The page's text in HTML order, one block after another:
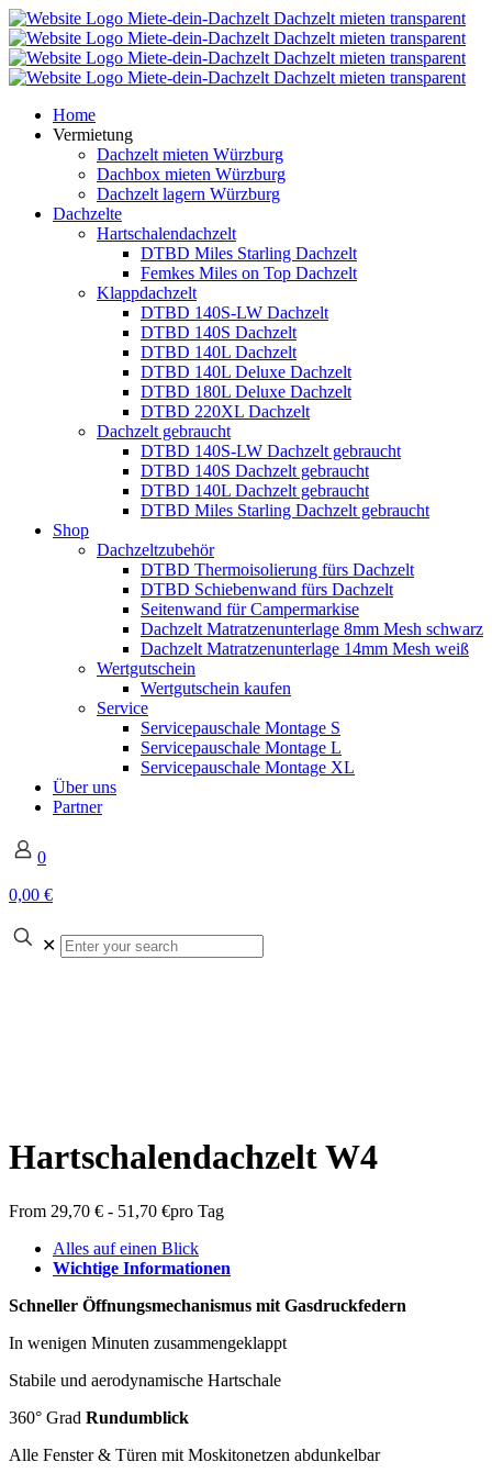
Home
Vermietung
Dachzelt mieten Würzburg
Dachbox mieten Würzburg
Dachzelt lagern Würzburg
Dachzelte
Hartschalendachzelt
DTBD Miles Starling Dachzelt
Femkes Miles on Top Dachzelt
Klappdachzelt
DTBD 140S-LW Dachzelt
DTBD 140S Dachzelt
DTBD 140L Dachzelt
DTBD 140L Deluxe Dachzelt
DTBD 180L Deluxe Dachzelt
DTBD 220XL Dachzelt
Dachzelt gebraucht
DTBD 140S-LW Dachzelt gebraucht
DTBD 140S Dachzelt gebraucht
DTBD 140L Dachzelt gebraucht
DTBD Miles Starling Dachzelt gebraucht
Shop
Dachzeltzubehör
DTBD Thermoisolierung fürs Dachzelt
DTBD Schiebenwand fürs Dachzelt
Seitenwand für Campermarkise
Dachzelt Matratzenunterlage 8mm Mesh schwarz
Dachzelt Matratzenunterlage 14mm Mesh weiß
Wertgutschein
Wertgutschein kaufen
Service
Servicepauschale Montage S
Servicepauschale Montage L
Servicepauschale Montage XL
Über uns
Partner
0
0,00 €
✕
Hartschalendachzelt W4
From 29,70 € - 51,70 €pro Tag
Alles auf einen Blick
Wichtige Informationen
Schneller Öffnungsmechanismus mit Gasdruckfedern
In wenigen Minuten zusammengeklappt
Stabile und aerodynamische Hartschale
360° Grad Rundumblick
Alle Fenster & Türen mit Moskitonetzen abdunkelbar